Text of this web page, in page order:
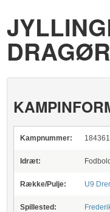
Kampnummer: 184361
Idræt: Fodbold
Række/Pulje: U9
Spillested: